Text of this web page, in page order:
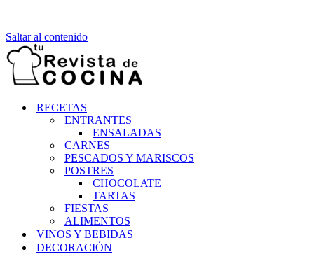
Saltar al contenido
RECETAS
ENTRANTES
ENSALADAS
CARNES
PESCADOS Y MARISCOS
POSTRES
CHOCOLATE
TARTAS
FIESTAS
ALIMENTOS
VINOS Y BEBIDAS
DECORACIÓN